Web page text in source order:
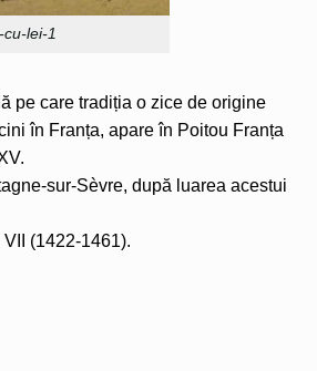
cu-lei-1
pe care tradiția o zice de origine
în Franța, apare în Poitou Franța
sur-Sèvre, după luarea acestui
(1422-1461).